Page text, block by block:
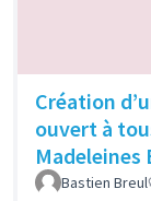
Création
ouvert à
Madeleines
Bastien Breul